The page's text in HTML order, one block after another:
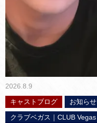
2026.8.9
キャストブログ
お知らせ
クラブベガス｜CLUB Vegas